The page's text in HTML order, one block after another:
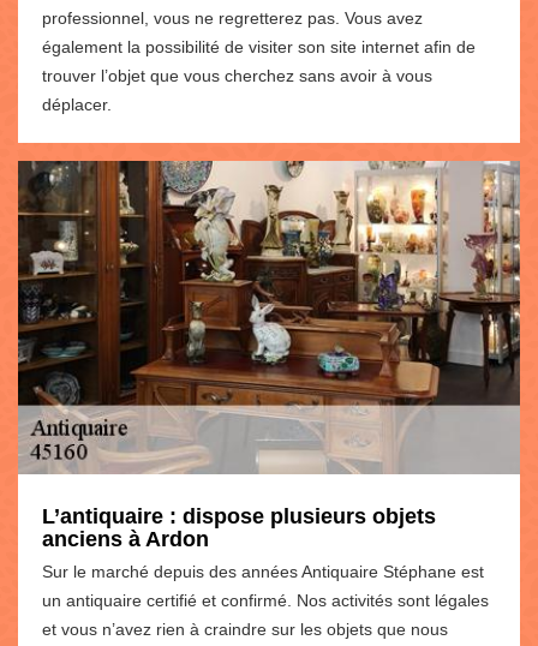
professionnel, vous ne regretterez pas. Vous avez
également la possibilité de visiter son site internet afin de
trouver l’objet que vous cherchez sans avoir à vous
déplacer.
L’antiquaire : dispose plusieurs objets
anciens à Ardon
Sur le marché depuis des années Antiquaire Stéphane est
un antiquaire certifié et confirmé. Nos activités sont légales
et vous n’avez rien à craindre sur les objets que nous